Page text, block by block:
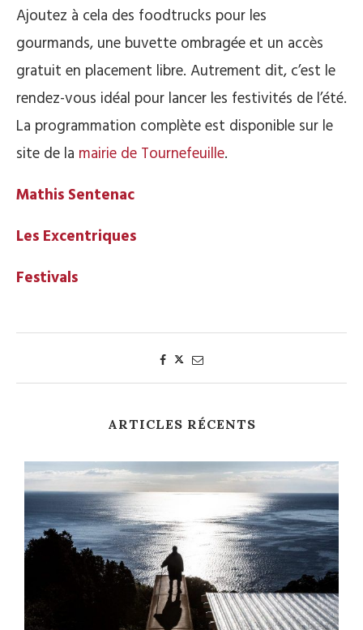
Ajoutez à cela des foodtrucks pour les
gourmands, une buvette ombragée et un accès
gratuit en placement libre. Autrement dit, c’est le
rendez-vous idéal pour lancer les festivités de l’été.
La programmation complète est disponible sur le
site de la mairie de Tournefeuille.
Mathis Sentenac
Les Excentriques
Festivals
ARTICLES RÉCENTS